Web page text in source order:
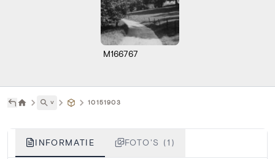
M166767
˅ 10151903
INFORMATIE FOTO'S (1)